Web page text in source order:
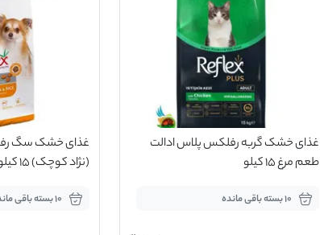
غذای خشک گربه رفلکس پلاس ادالت
طعم مرغ 15 کیلو
10 بسته باقی مانده
غذای خشک سگ
(نژاد کوچک) 15 کیلو
10 بسته باقی مانده